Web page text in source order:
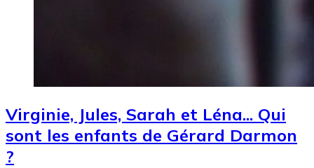
Virginie, Jules, Sarah et Léna... Qui
sont les enfants de Gérard Darmon
?